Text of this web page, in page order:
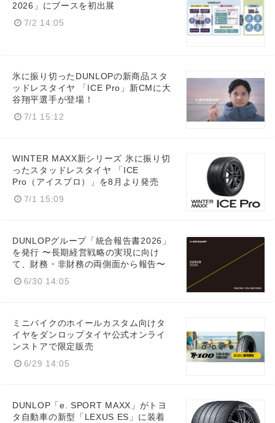
2026」にブースを初出展
7/2 14:05
氷に振り切ったDUNLOPの新商品スタ
ッドレスタイヤ 「ICE Pro」新CMに大
谷翔平選手が登場！
7/1 15:12
WINTER MAXX新シリーズ 氷に振り切
ったスタッドレスタイヤ 「ICE
Pro（アイスプロ）」を8月より発売
7/1 15:09
DUNLOPグループ「統合報告書2026」
を発行 〜長期経営戦略の実現に向け
て、財務・非財務の両側面から報告〜
6/30 14:05
ミニバイクのホイールカスタム向けタ
イヤをダンロップタイヤ公式オンライ
ンストアで限定販売
6/29 14:05
DUNLOP「e. SPORT MAXX」がトヨ
タ自動車の新型「LEXUS ES」に装着